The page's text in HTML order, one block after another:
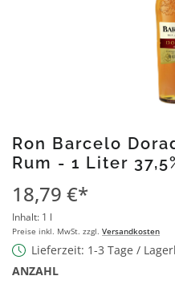
Ron Barcelo
Rum - 1 Liter
18,79 €*
Inhalt: 1 l
Preise inkl. MwSt. zzgl. Versandkosten
Lieferzeit: 1-3 Tage /
ANZAHL